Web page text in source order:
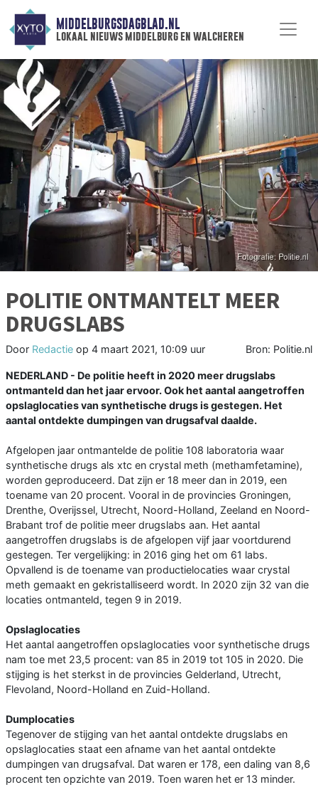
MIDDELBURGSDAGBLAD.NL
lokaal nieuws middelburg en walcheren
POLITIE ONTMANTELT MEER
DRUGSLABS
Door Redactie op 4 maart 2021, 10:09 uur Bron: Politie.nl
NEDERLAND - De politie heeft in 2020 meer drugslabs
ontmanteld dan het jaar ervoor. Ook het aantal aangetroffen
opslaglocaties van synthetische drugs is gestegen. Het
aantal ontdekte dumpingen van drugsafval daalde.
Afgelopen jaar ontmantelde de politie 108 laboratoria waar
synthetische drugs als xtc en crystal meth (methamfetamine),
worden geproduceerd. Dat zijn er 18 meer dan in 2019, een
toename van 20 procent. Vooral in de provincies Groningen,
Drenthe, Overijssel, Utrecht, Noord-Holland, Zeeland en Noord-
Brabant trof de politie meer drugslabs aan. Het aantal
aangetroffen drugslabs is de afgelopen vijf jaar voortdurend
gestegen. Ter vergelijking: in 2016 ging het om 61 labs.
Opvallend is de toename van productielocaties waar crystal
meth gemaakt en gekristalliseerd wordt. In 2020 zijn 32 van die
locaties ontmanteld, tegen 9 in 2019.
Opslaglocaties
Het aantal aangetroffen opslaglocaties voor synthetische drugs
nam toe met 23,5 procent: van 85 in 2019 tot 105 in 2020. Die
stijging is het sterkst in de provincies Gelderland, Utrecht,
Flevoland, Noord-Holland en Zuid-Holland.
Dumplocaties
Tegenover de stijging van het aantal ontdekte drugslabs en
opslaglocaties staat een afname van het aantal ontdekte
dumpingen van drugsafval. Dat waren er 178, een daling van 8,6
procent ten opzichte van 2019. Toen waren het er 13 minder.